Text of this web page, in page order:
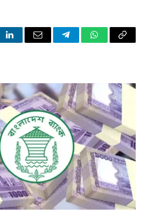
LinkedInEmail TelegramWhatsApp
Copy